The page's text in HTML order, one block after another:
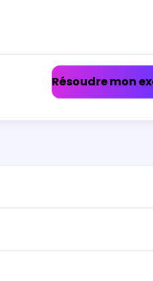
Résoudre mon